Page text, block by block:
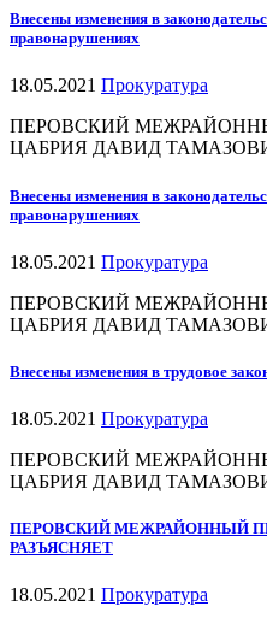
Внесены изменения в
правонарушениях
18.05.2021 Прокуратура
ПЕРОВСКИЙ
ЦАБРИЯ ДАВИД
Внесены изменения в
правонарушениях
18.05.2021 Прокуратура
ПЕРОВСКИЙ
ЦАБРИЯ ДАВИД
Внесены изменения в трудовое
18.05.2021 Прокуратура
ПЕРОВСКИЙ
ЦАБРИЯ ДАВИД
ПЕРОВСКИЙ МЕЖРАЙОННЫЙ
РАЗЪЯСНЯЕТ
18.05.2021 Прокуратура